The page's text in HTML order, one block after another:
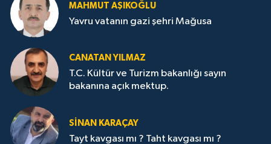
MAHMUT AŞIKOĞLU
Yavru vatanın gazi şehri Mağusa
CANATAN YILMAZ
T.C. Kültür ve Turizm bakanlığı sayın
bakanına açık mektup.
SİNAN KARAÇAY
Tayt kavgası mı ? Taht kavgası mı ?